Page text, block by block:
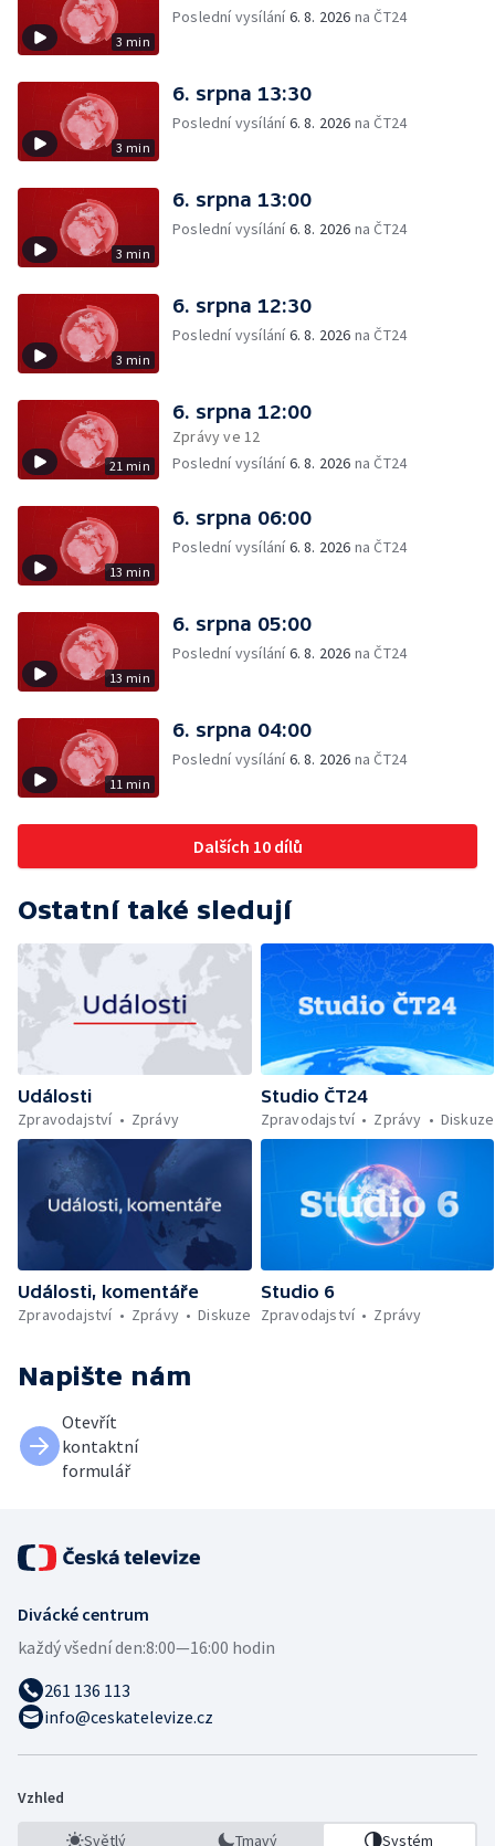
3 min
Poslední vysílání6. 8. 2026 na ČT24
3 min
6. srpna 13:30
Poslední vysílání6. 8. 2026 na ČT24
3 min
6. srpna 13:00
Poslední vysílání6. 8. 2026 na ČT24
3 min
6. srpna 12:30
Poslední vysílání6. 8. 2026 na ČT24
21 min
6. srpna 12:00
Zprávy ve 12
Poslední vysílání6. 8. 2026 na ČT24
13 min
6. srpna 06:00
Poslední vysílání6. 8. 2026 na ČT24
13 min
6. srpna 05:00
Poslední vysílání6. 8. 2026 na ČT24
11 min
6. srpna 04:00
Poslední vysílání6. 8. 2026 na ČT24
Dalších 10 dílů
Ostatní také sledují
Události
Zpravodajství
Zprávy
Studio ČT24
Zpravodajství
Zprávy Diskuze
Události, komentáře
Zpravodajství
Zprávy Diskuze
Studio 6
Zpravodajství
Zprávy
Napište nám
Otevřít
kontaktní
formulář
Divácké centrum
každý všední den:8:00—16:00 hodin
261 136 113
info@ceskatelevize.cz
Vzhled
Světlý Tmavý Systém